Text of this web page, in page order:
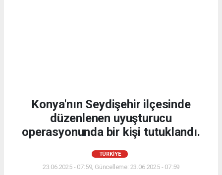
Konya'nın Seydişehir ilçesinde
düzenlenen uyuşturucu
operasyonunda bir kişi tutuklandı.
TÜRKIYE
23.06.2025 - 07:59, Güncelleme: 23.06.2025 - 07:59